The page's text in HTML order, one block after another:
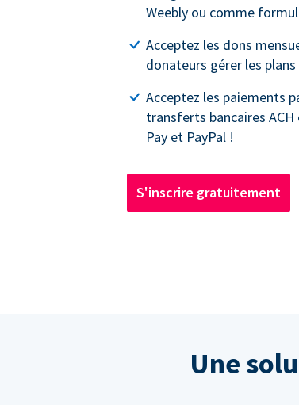
Weebly ou comme
Acceptez les dons
donateurs gérer les
Acceptez les paiements
transferts bancaires
Pay et PayPal !
S'inscrire gratuitement
Une